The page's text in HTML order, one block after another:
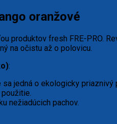
oranžové
produktov fresh FRE-PRO.
na očistu až o polovicu.
:
jedná o ekologicky priaznivý
nežiadúcich pachov.